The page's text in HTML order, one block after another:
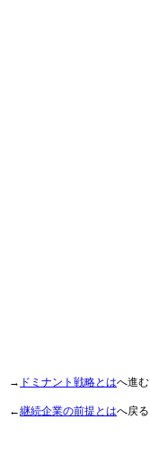
→ ドミナント戦略とはへ進む
←継続企業の前提とはへ戻る